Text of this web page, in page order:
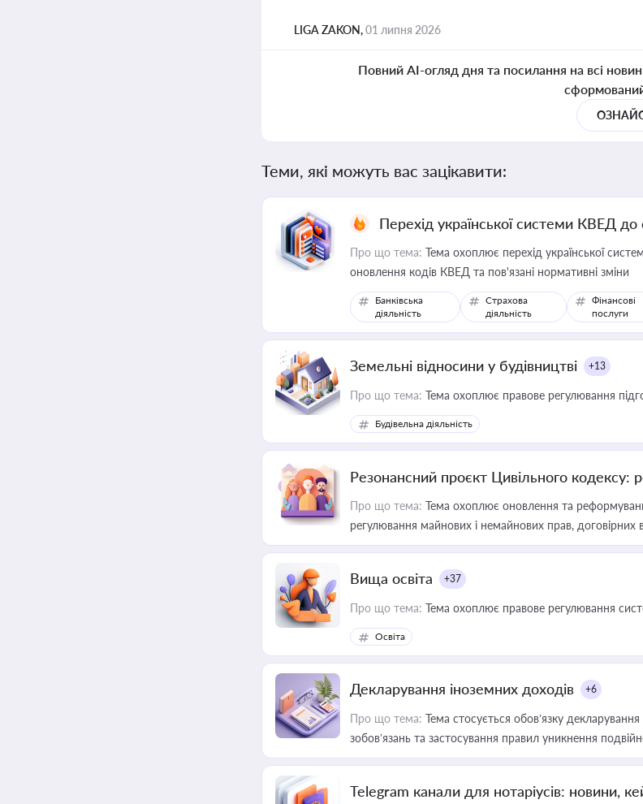
LIGA ZAKON,01 липня 2026
Повний AI-огляд дня та посилання на всі
Теми, які можуть вас зацікавити:
Перехід української системи КВЕД до
Про що тема: Тема охоплює перехід української
оновлення кодів КВЕД та пов'язані нормативні зміни
Банківська
діяльність
Страхова
діяльність
Фінансові
послуги
Земельні відносини у будівництві +13
Про що тема: Тема охоплює правове регулювання
Будівельна діяльність
Резонансний проєкт Цивільного кодексу:
Про що тема: Тема охоплює оновлення та
регулювання майнових і немайнових прав, договірних
Вища освіта +37
Про що тема: Тема охоплює правове регулювання
Освіта
Декларування іноземних доходів +6
Про що тема: Тема стосується обов’язку
зобов’язань та застосування правил уникнення
Telegram канали для нотаріусів: новини,